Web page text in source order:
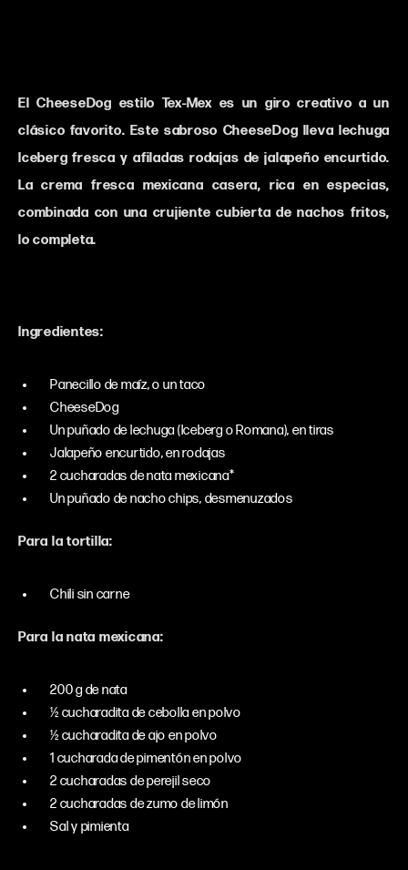
El CheeseDog estilo Tex-Mex es un giro creativo a un
clásico favorito. Este sabroso CheeseDog lleva lechuga
Iceberg fresca y afiladas rodajas de jalapeño encurtido.
La crema fresca mexicana casera, rica en especias,
combinada con una crujiente cubierta de nachos fritos,
lo completa.
Ingredientes:
Panecillo de maíz, o un taco
CheeseDog
Un puñado de lechuga (Iceberg o Romana), en tiras
Jalapeño encurtido, en rodajas
2 cucharadas de nata mexicana*
Un puñado de nacho chips, desmenuzados
Para la tortilla:
Chili sin carne
Para la nata mexicana:
200 g de nata
½ cucharadita de cebolla en polvo
½ cucharadita de ajo en polvo
1 cucharada de pimentón en polvo
2 cucharadas de perejil seco
2 cucharadas de zumo de limón
Sal y pimienta